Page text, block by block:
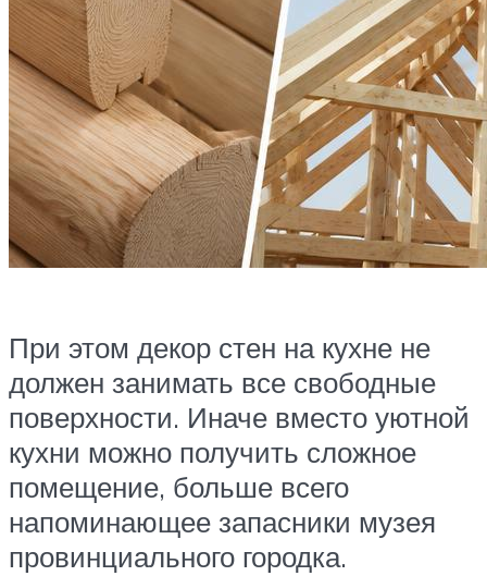
При этом декор стен на кухне не
должен занимать все свободные
поверхности. Иначе вместо уютной
кухни можно получить сложное
помещение, больше всего
напоминающее запасники музея
провинциального городка.